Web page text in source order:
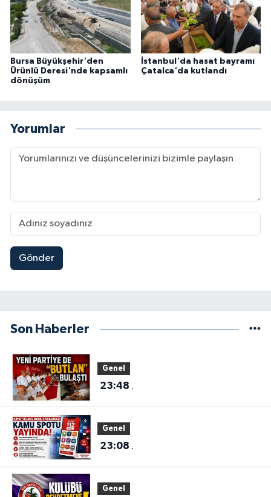
Bursa Büyükşehir'den
Ürünlü Deresi'nde kapsamlı
dönüşüm
İstanbul'da hasat bayramı
Çatalca'da kutlandı
Yorumlar
Gönder
Son Haberler
Genel
23:48 .
Genel
23:08 .
Genel